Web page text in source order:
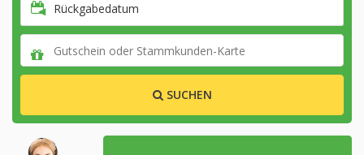
Rückgabedatum
SUCHEN